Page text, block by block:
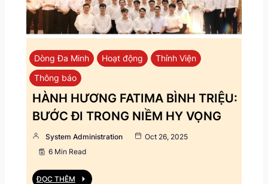
Dòng Đa Minh Hoạt động
Thỉnh Viện
Thông báo
HÀNH HƯƠNG FATIMA BÌNH TRIỆU:
BƯỚC ĐI TRONG NIỀM HY VỌNG
System Administration
Oct 26, 2025
6 Min Read
ĐỌC THÊM